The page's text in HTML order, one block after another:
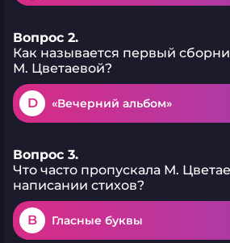
Вопрос 2.
Как называется первый
М. Цветаевой?
D «Вечерний альбом»
Вопрос 3.
Что часто пропускала М.
написании стихов?
B Гласные буквы